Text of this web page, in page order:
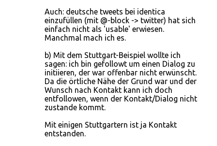
Auch: deutsche tweets bei identica
einzufüllen (mit @-block -> twitter) hat sich
einfach nicht als 'usable' erwiesen.
Manchmal mach ich es.
b) Mit dem Stuttgart-Beispiel wollte ich
sagen: ich bin gefollowt um einen Dialog zu
initiieren, der war offenbar nicht erwünscht.
Da die örtliche Nähe der Grund war und der
Wunsch nach Kontakt kann ich doch
entfollowen, wenn der Kontakt/Dialog nicht
zustande kommt.
Mit einigen Stuttgartern ist ja Kontakt
entstanden.